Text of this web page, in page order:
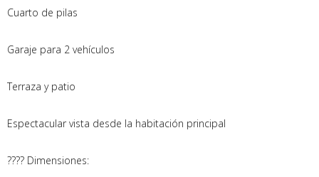
Cuarto de pilas
Garaje para 2 vehículos
Terraza y patio
Espectacular vista desde la habitación principal
???? Dimensiones: